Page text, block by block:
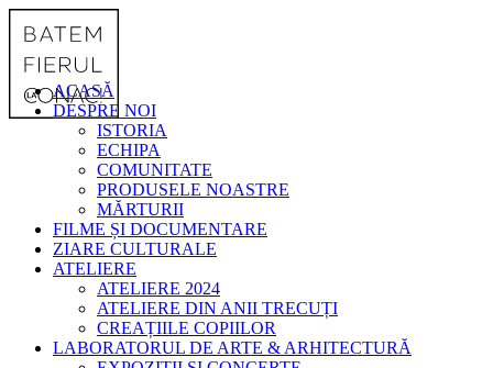
ACASĂ
DESPRE NOI
ISTORIA
ECHIPA
COMUNITATE
PRODUSELE NOASTRE
MĂRTURII
FILME ȘI DOCUMENTARE
ZIARE CULTURALE
ATELIERE
ATELIERE 2024
ATELIERE DIN ANII TRECUȚI
CREAȚIILE COPIILOR
LABORATORUL DE ARTE & ARHITECTURĂ